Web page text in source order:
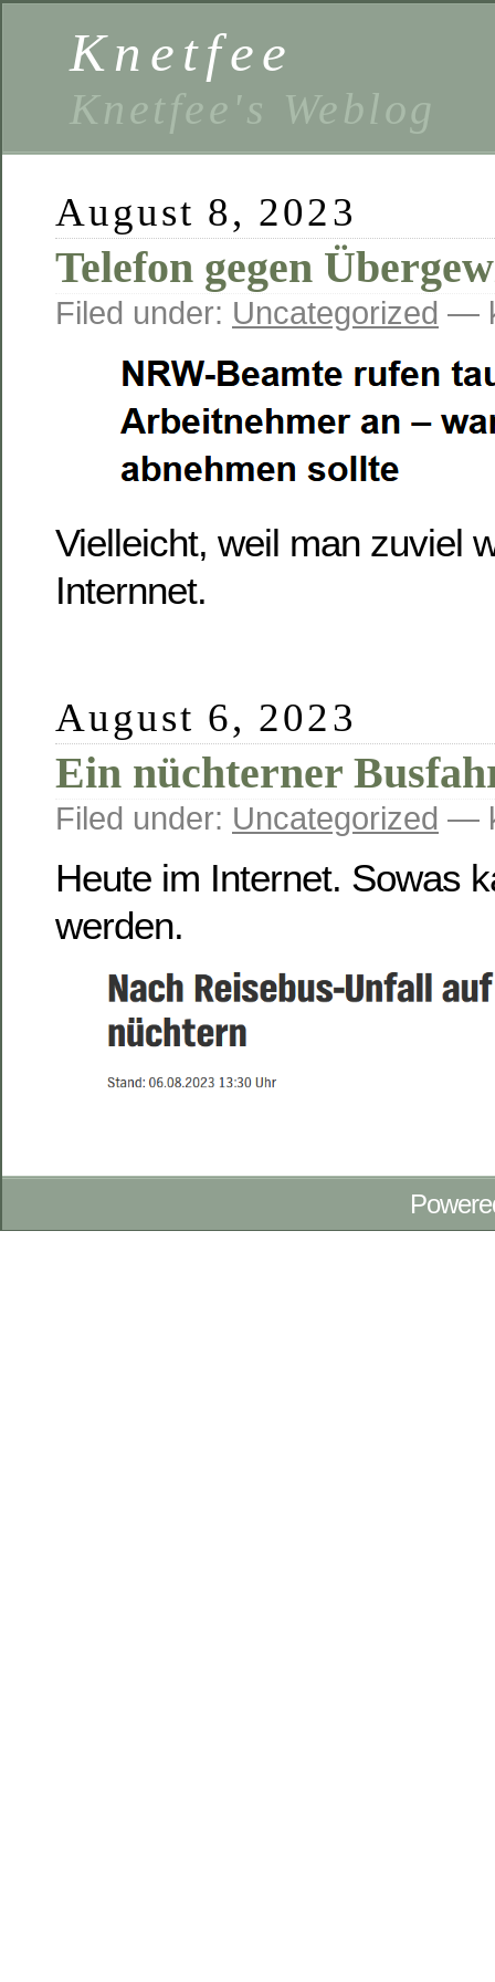
Knetfee
Knetfee's Weblog
August 8, 2023
Telefon gegen
Filed under: Uncategorized —
Vielleicht, weil man zuviel
Internnet.
August 6, 2023
Ein nüchterner
Filed under: Uncategorized —
Heute im Internet. Sowas
werden.